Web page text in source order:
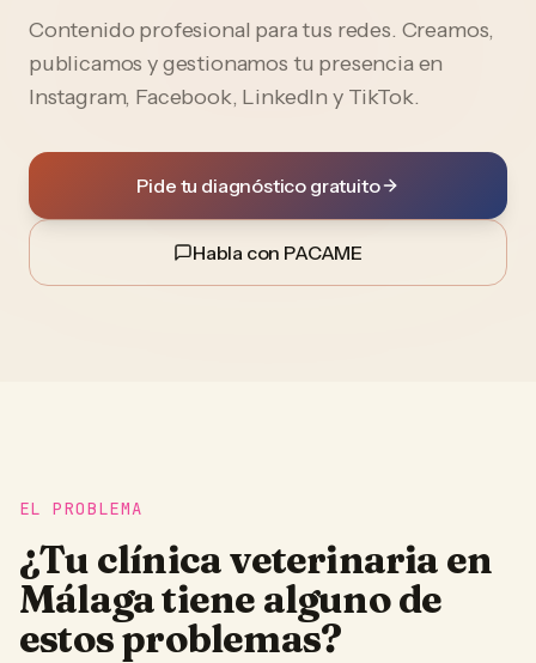
Contenido profesional para tus redes. Creamos,
publicamos y gestionamos tu presencia en
Instagram, Facebook, LinkedIn y TikTok.
Pide tu diagnóstico gratuito
Habla con PACAME
EL PROBLEMA
¿Tu clínica veterinaria en
Málagatiene alguno de
estos problemas?